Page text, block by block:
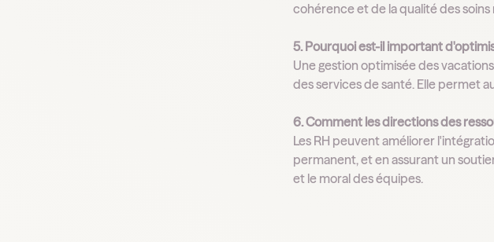
cohérence et de la qualité des
5. Pourquoi est-il important
Une gestion optimisée des
des services de santé. Elle permet
6. Comment les directions des
Les RH peuvent améliorer
permanent, et en assurant un
et le moral des équipes.